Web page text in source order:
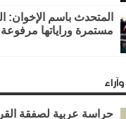
المتحدث باسم الإخوان:
مستمرة وراياتها مرفوعة
حراسة عربية لصفقة